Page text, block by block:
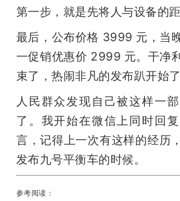
第一步，就是先将人与设备的距
最后，公布价格 3999 元，当
一促销优惠价 2999 元。干净
束了，热闹非凡的发布趴开始了
人民群众发现自己被这样一
了。我开始在微信上同时回
言，记得上一次有这样的经历
发布九号平衡车的时候。
参考阅读：